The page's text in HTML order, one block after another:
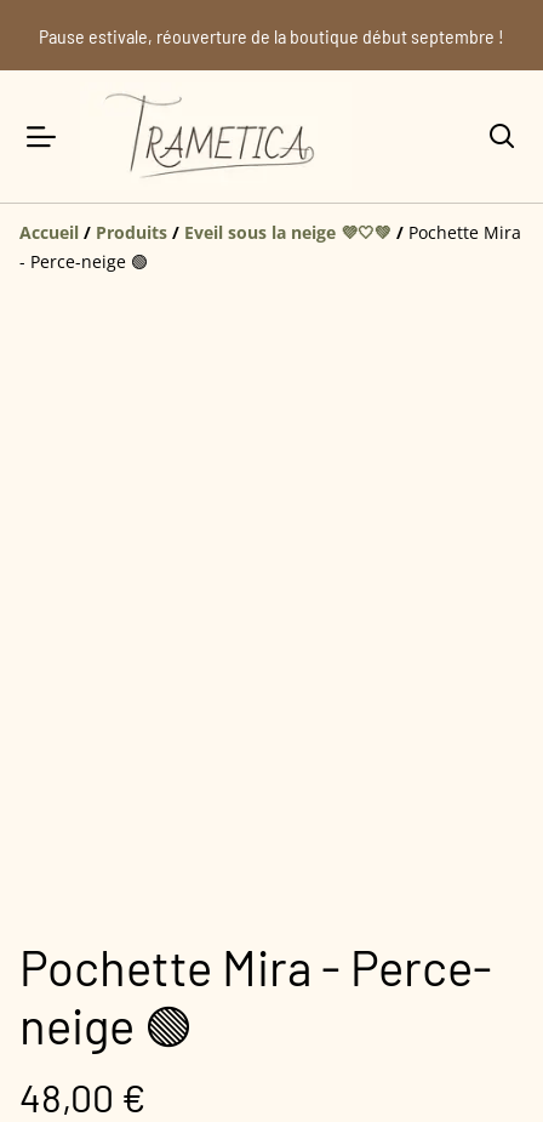
Pause estivale, réouverture de la boutique début septembre !
Accueil / Produits / Eveil sous la neige 💜🤍💚 / Pochette Mira
- Perce-neige 🟢
Pochette Mira - Perce-
neige 🟢
48,00 €